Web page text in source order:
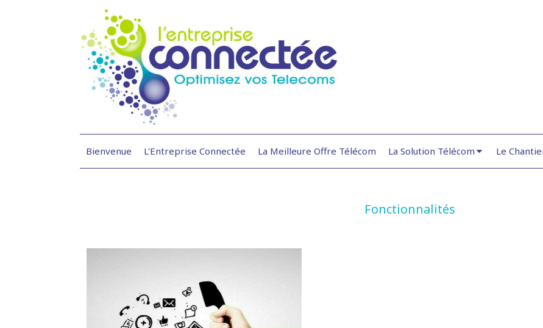
Bienvenue L'Entreprise Connectée La Meilleure Offre Télécom La Solution Télécom Le
Fonctionnalités